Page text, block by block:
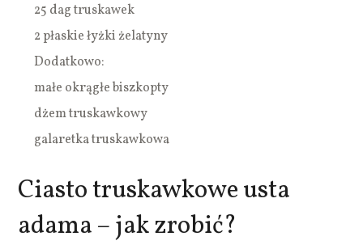
25 dag truskawek
2 płaskie łyżki żelatyny
Dodatkowo:
małe okrągłe biszkopty
dżem truskawkowy
galaretka truskawkowa
Ciasto truskawkowe usta
adama – jak zrobić?